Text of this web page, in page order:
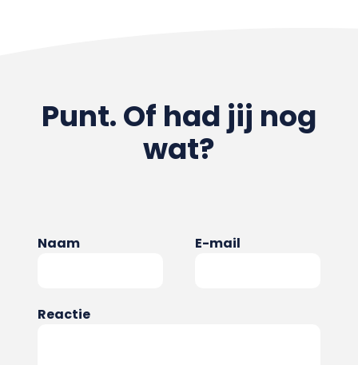
Punt. Of had jij nog
wat?
Naam E-mail
Reactie